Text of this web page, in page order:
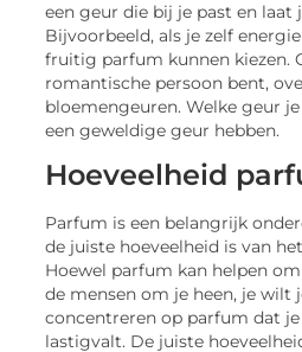
een geur die bij je past en laat
Bijvoorbeeld, als je zelf
fruitig parfum kunnen kiezen.
romantische persoon bent,
bloemengeuren. Welke geur
een geweldige geur hebben.
Hoeveelheid
Parfum is een belangrijk
de juiste hoeveelheid is van
Hoewel parfum kan helpen
de mensen om je heen, je wilt
concentreren op parfum dat
lastigvalt. De juiste